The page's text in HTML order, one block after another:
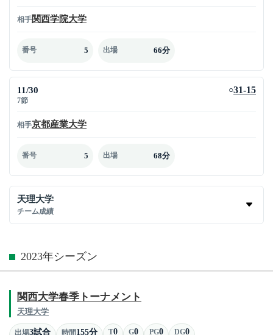
相手関西学院大学
番号 5 出場 66分
11/30
7節
○31-15
相手京都産業大学
番号 5 出場 68分
天理大学
チーム成績
2023年シーズン
関西大学春季トーナメント
天理大学
出場3試合 時間155分 T0 G0 PG0 DG0